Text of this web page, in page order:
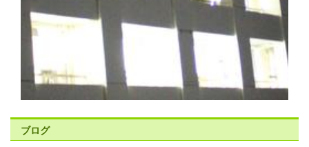
ブログ